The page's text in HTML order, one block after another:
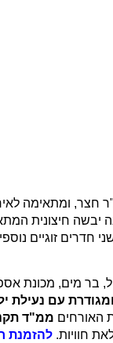
חדרים זוגיים
בר מים, מכונת
עם נעילת
האורחים ממ"ד
להזמנת